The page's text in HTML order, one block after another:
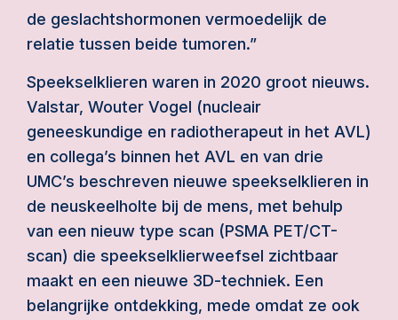
de geslachtshormonen vermoedelijk de
relatie tussen beide tumoren.”
Speekselklieren waren in 2020 groot nieuws.
Valstar, Wouter Vogel (nucleair
geneeskundige en radiotherapeut in het AVL)
en collega’s binnen het AVL en van drie
UMC’s beschreven nieuwe speekselklieren in
de neuskeelholte bij de mens, met behulp
van een nieuw type scan (PSMA PET/CT-
scan) die speekselklierweefsel zichtbaar
maakt en een nieuwe 3D-techniek. Een
belangrijke ontdekking, mede omdat ze ook